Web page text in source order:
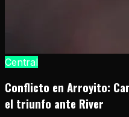
Central
Conflicto en Arroyito:
el triunfo ante River